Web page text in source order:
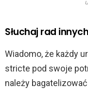
Słuchaj rad innych
Wiadomo, że każdy
stricte pod swoje
należy